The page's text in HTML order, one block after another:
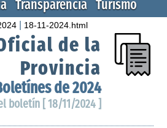
Transparencia Turismo
18-11-2024.html
de la
Provincia
de 2024
boletín [ 18/11/2024 ]